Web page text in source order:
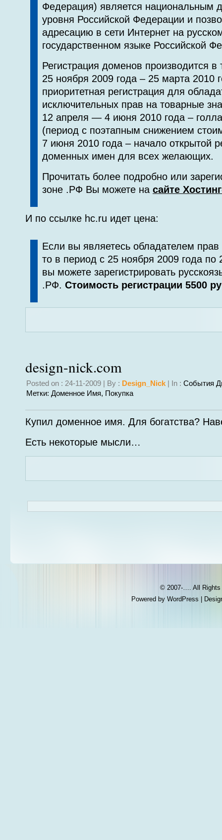
Федерация) является национальным
уровня Российской Федерации и
адресацию в сети Интернет на
государственном языке Российской
Регистрация доменов производится в
25 ноября 2009 года – 25 марта 2010
приоритетная регистрация для
исключительных прав на товарные
12 апреля — 4 июня 2010 года –
(период с поэтапным снижением
7 июня 2010 года – начало открытой
доменных имен для всех желающих.
Прочитать более подробно или
зоне .РФ Вы можете на сайте
И по ссылке hc.ru идет цена:
Если вы являетесь обладателем прав
то в период с 25 ноября 2009 года по
вы можете зарегистрировать
.РФ. Стоимость регистрации 5500
design-nick.com
Posted on : 24-11-2009 | By : Design_Nick | In : События
Метки: Доменное Имя, Покупка
Купил доменное имя. Для богатства?
Есть некоторые мысли…
© 2007-…. All
Powered by WordPress |